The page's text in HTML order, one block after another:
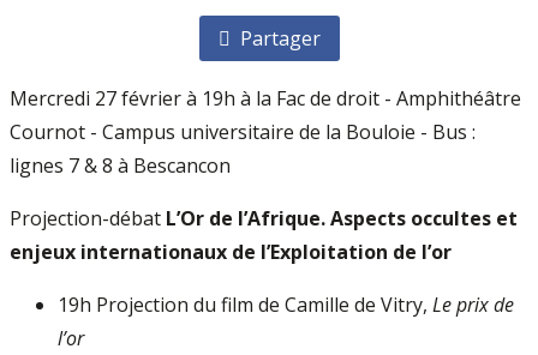
Partager
Mercredi 27 février à 19h à la Fac de droit - Amphithéâtre
Cournot - Campus universitaire de la Bouloie - Bus :
lignes 7 & 8 à Bescancon
Projection-débat L’Or de l’Afrique. Aspects occultes et
enjeux internationaux de l’Exploitation de l’or
19h Projection du film de Camille de Vitry, Le prix de
l’or